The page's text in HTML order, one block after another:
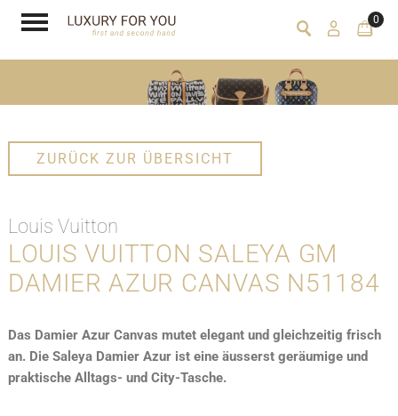
0
ZURÜCK ZUR ÜBERSICHT
Louis Vuitton
LOUIS VUITTON SALEYA GM
DAMIER AZUR CANVAS N51184
Das Damier Azur Canvas mutet elegant und gleichzeitig frisch
an. Die Saleya Damier Azur ist eine äusserst geräumige und
praktische Alltags- und City-Tasche.